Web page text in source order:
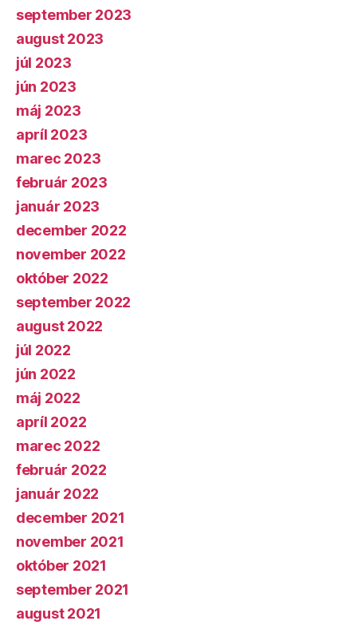
september 2023
august 2023
júl 2023
jún 2023
máj 2023
apríl 2023
marec 2023
február 2023
január 2023
december 2022
november 2022
október 2022
september 2022
august 2022
júl 2022
jún 2022
máj 2022
apríl 2022
marec 2022
február 2022
január 2022
december 2021
november 2021
október 2021
september 2021
august 2021